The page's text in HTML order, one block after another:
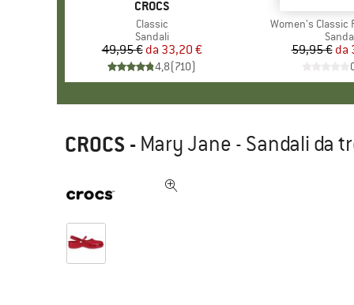
MARCHIO
CROCS
Articolo
Classic
Gruppo di prodotti
Sandali
Prezzo
49,95 € Prezzo ridotto
da 33,20 €
4,8(710)
Articolo
Women's Classic
59,95 € da
CROCS - Mary Jane - Sandali da